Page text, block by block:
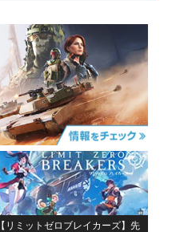
【リミットゼロブレイカーズ】先